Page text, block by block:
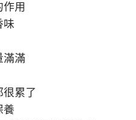
用
味
滿滿
很累了
養